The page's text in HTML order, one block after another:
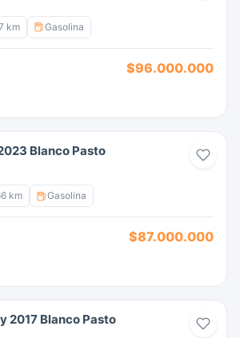
km Gasolina
$96.000.000
Blanco Pasto
km Gasolina
$87.000.000
2017 Blanco Pasto